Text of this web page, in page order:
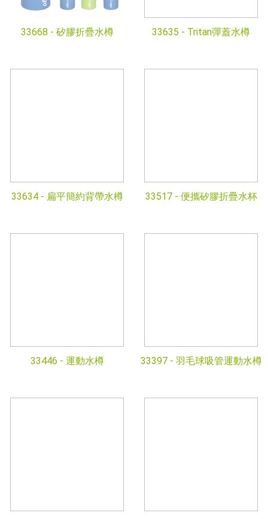
33668 - 矽膠折疊水樽 33635 - Tritan彈蓋水樽
33634 - 扁平簡約背帶水樽 33517 - 便攜矽膠折疊水杯
33446 - 運動水樽 33397 - 羽毛球吸管運動水樽